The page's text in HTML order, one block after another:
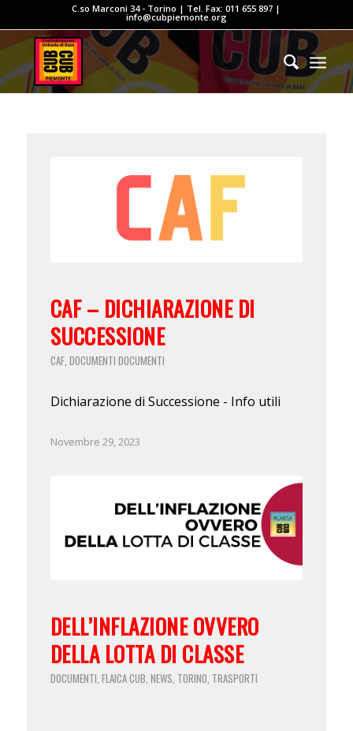
C.so Marconi 34 - Torino | Tel. Fax: 011 655 897 |
info@cubpiemonte.org
CAF – DICHIARAZIONE DI
SUCCESSIONE
CAF, DOCUMENTI DOCUMENTI
Dichiarazione di Successione - Info utili
Novembre 29, 2023
DELL’INFLAZIONE OVVERO
DELLA LOTTA DI CLASSE
DOCUMENTI, FLAICA CUB, NEWS, TORINO, TRASPORTI